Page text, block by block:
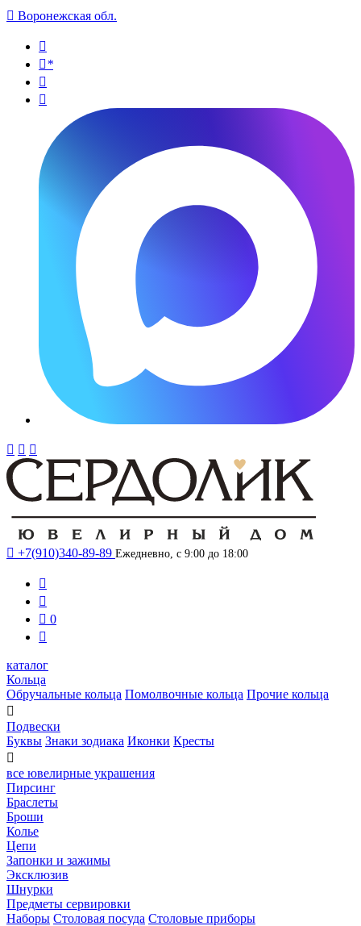
 Воронежская обл.

*


  
 +7(910)340-89-89 Ежедневно, с 9:00 до 18:00


 0

каталог
Кольца
Обручальные кольца Помолвочные кольца Прочие кольца

Подвески
Буквы Знаки зодиака Иконки Кресты

все ювелирные украшения
Пирсинг
Браслеты
Броши
Колье
Цепи
Запонки и зажимы
Эксклюзив
Шнурки
Предметы сервировки
Наборы Столовая посуда Столовые приборы